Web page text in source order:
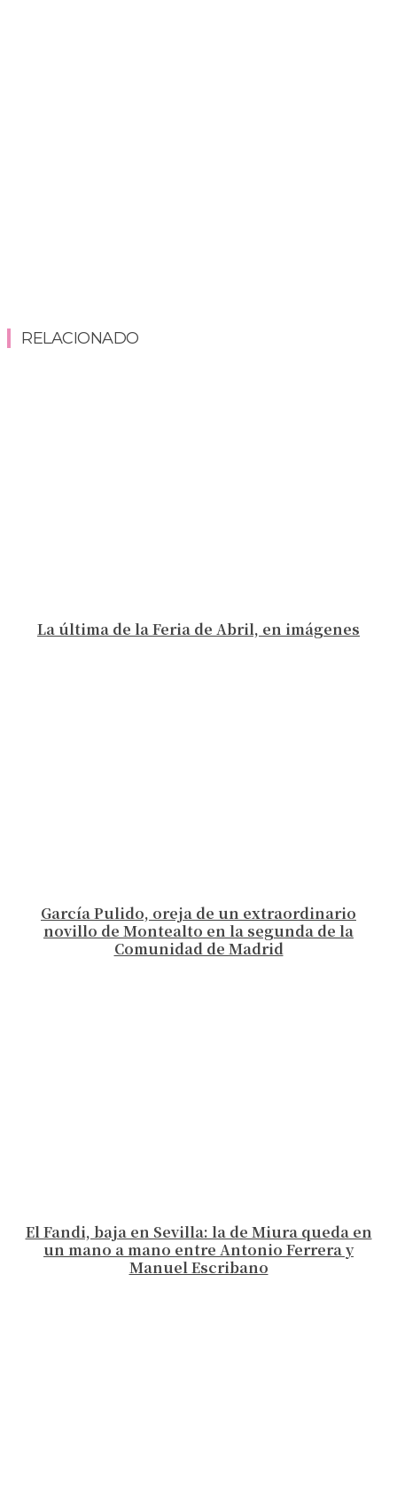
RELACIONADO
La última de la Feria de Abril, en imágenes
García Pulido, oreja de un extraordinario
novillo de Montealto en la segunda de la
Comunidad de Madrid
El Fandi, baja en Sevilla: la de Miura queda en
un mano a mano entre Antonio Ferrera y
Manuel Escribano